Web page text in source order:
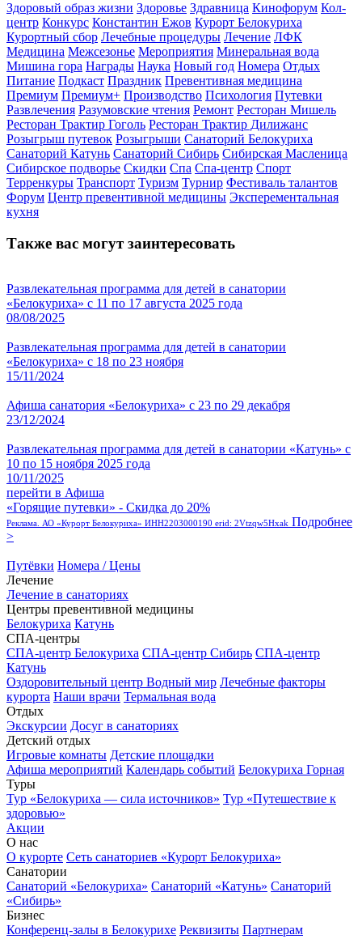
Здоровый образ жизни Здоровье Здравница Кинофорум Кол-
центр Конкурс Константин Ежов Курорт Белокуриха
Курортный сбор Лечебные процедуры Лечение ЛФК
Медицина Межсезонье Мероприятия Минеральная вода
Мишина гора Награды Наука Новый год Номера Отдых
Питание Подкаст Праздник Превентивная медицина
Премиум Премиум+ Производство Психология Путевки
Развлечения Разумовские чтения Ремонт Ресторан Мишель
Ресторан Трактир Гоголь Ресторан Трактир Дилижанс
Розыгрыш путевок Розыгрыши Санаторий Белокуриха
Санаторий Катунь Санаторий Сибирь Сибирская Масленица
Сибирское подворье Скидки Спа Спа-центр Спорт
Терренкуры Транспорт Туризм Турнир Фестиваль талантов
Форум Центр превентивной медицины Эксперементальная
кухня
Также вас могут заинтересовать
Развлекательная программа для детей в санатории
«Белокуриха» с 11 по 17 августа 2025 года
08/08/2025
Развлекательная программа для детей в санатории
«Белокуриха» с 18 по 23 ноября
15/11/2024
Афиша санатория «Белокуриха» с 23 по 29 декабря
23/12/2024
Развлекательная программа для детей в санатории «Катунь» с
10 по 15 ноября 2025 года
10/11/2025
перейти в Афиша
«Горящие путевки» - Скидка до 20%
Реклама. АО «Курорт Белокуриха» ИНН2203000190 erid: 2Vtzqw5Hxak Подробнее
>
Путёвки Номера / Цены
Лечение
Лечение в санаториях
Центры превентивной медицины
Белокуриха Катунь
СПА-центры
СПА-центр Белокуриха СПА-центр Сибирь СПА-центр
Катунь
Оздоровительный центр Водный мир Лечебные факторы
курорта Наши врачи Термальная вода
Отдых
Экскурсии Досуг в санаториях
Детский отдых
Игровые комнаты Детские площадки
Афиша мероприятий Календарь событий Белокуриха Горная
Туры
Тур «Белокуриха — сила источников» Тур «Путешествие к
здоровью»
Акции
О нас
О курорте Сеть санаториев «Курорт Белокуриха»
Санатории
Санаторий «Белокуриха» Санаторий «Катунь» Санаторий
«Сибирь»
Бизнес
Конференц-залы в Белокурихе Реквизиты Партнерам